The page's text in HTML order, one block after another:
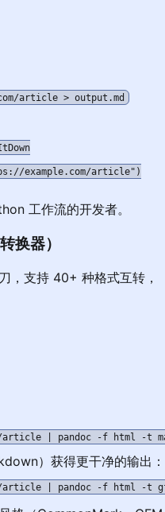
example.com/article")
工作流的开发者。
换器）
，支持 40+ 种格式互转，
）获得更干净的输出：